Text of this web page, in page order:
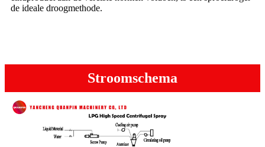
de ideale droogmethode.
Stroomschema